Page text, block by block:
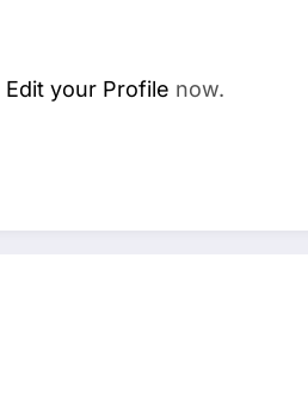
Edit your Profile now.